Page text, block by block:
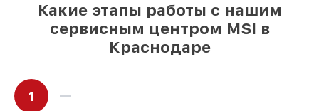
Какие этапы работы с нашим
сервисным центром MSI в
Краснодаре
1